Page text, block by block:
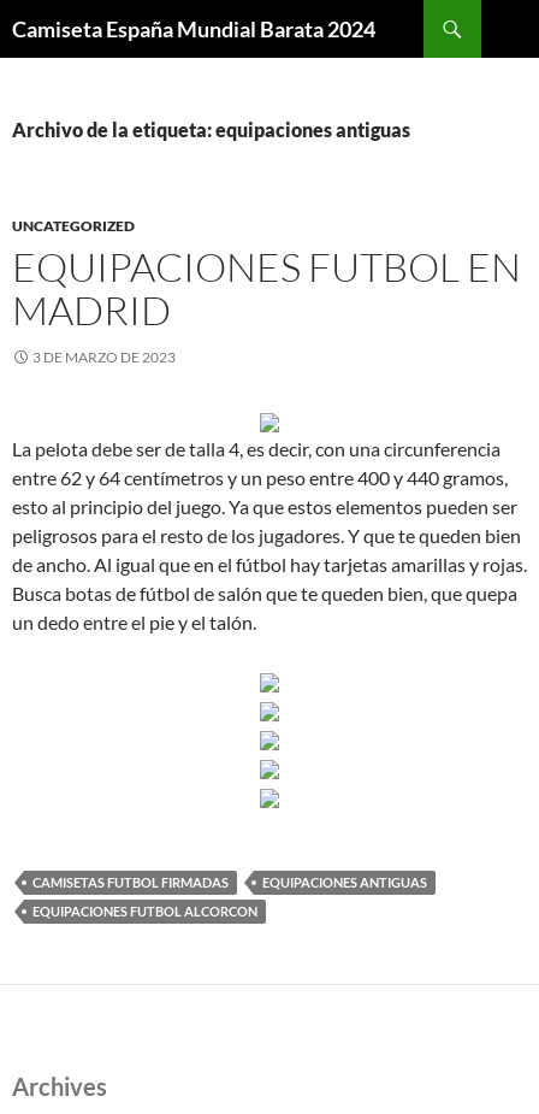
Camiseta España Mundial Barata 2024
Archivo de la etiqueta: equipaciones antiguas
UNCATEGORIZED
EQUIPACIONES FUTBOL EN
MADRID
3 DE MARZO DE 2023
La pelota debe ser de talla 4, es decir, con una circunferencia
entre 62 y 64 centímetros y un peso entre 400 y 440 gramos,
esto al principio del juego. Ya que estos elementos pueden ser
peligrosos para el resto de los jugadores. Y que te queden bien
de ancho. Al igual que en el fútbol hay tarjetas amarillas y rojas.
Busca botas de fútbol de salón que te queden bien, que quepa
un dedo entre el pie y el talón.
CAMISETAS FUTBOL FIRMADAS
EQUIPACIONES ANTIGUAS
EQUIPACIONES FUTBOL ALCORCON
Archives